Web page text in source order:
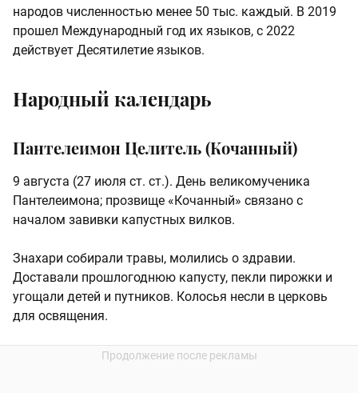
народов численностью менее 50 тыс. каждый. В 2019
прошел Международный год их языков, с 2022
действует Десятилетие языков.
Народный календарь
Пантелеимон Целитель (Кочанный)
9 августа (27 июля ст. ст.). День великомученика
Пантелеимона; прозвище «Кочанный» связано с
началом завивки капустных вилков.
Знахари собирали травы, молились о здравии.
Доставали прошлогоднюю капусту, пекли пирожки и
угощали детей и путников. Колосья несли в церковь
для освящения.